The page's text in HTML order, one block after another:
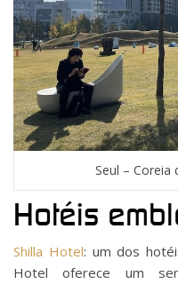
Seul – Coreia
Hotéis
Shilla Hotel: um dos
Hotel oferece um